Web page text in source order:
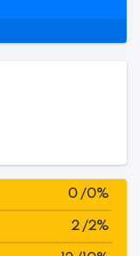
0 /0%
2 /2%